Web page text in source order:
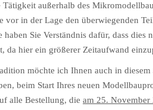
außerhalb des
vor in der Lage den überwiegenden
haben Sie Verständnis dafür, dass
da hier ein größerer Zeitaufwand
möchte ich Ihnen auch in
beim Start Ihres neuen
alle Bestellung, die am 25. November